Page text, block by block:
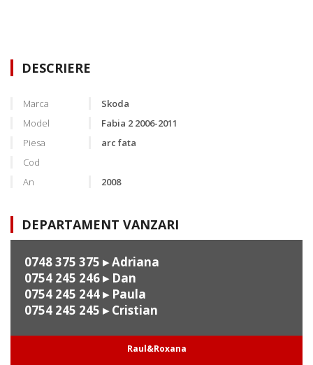
DESCRIERE
Marca
Skoda
Model
Fabia 2 2006-2011
Piesa
arc fata
Cod
An
2008
DEPARTAMENT VANZARI
0748 375 375 ▸ Adriana
0754 245 246▸ Dan
0754 245 244▸ Paula
0754 245 245 ▸ Cristian
Raul&Roxana